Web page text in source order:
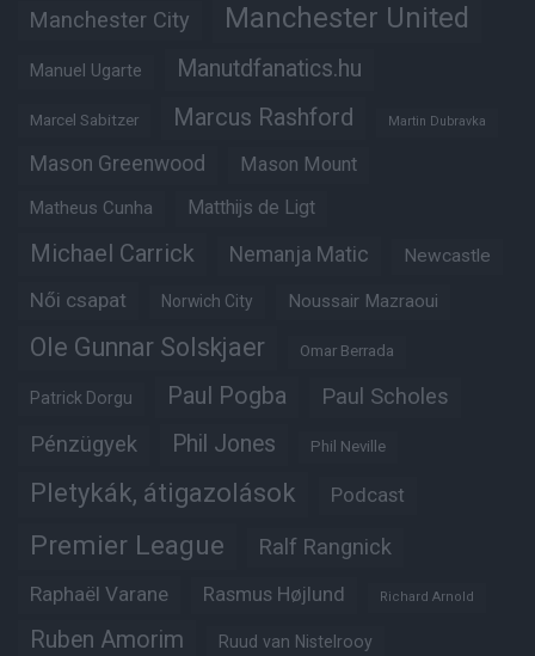
Manchester City Manchester United
Manuel Ugarte Manutdfanatics.hu
Marcel Sabitzer Marcus Rashford Martin Dubravka
Mason Greenwood Mason Mount
Matheus Cunha Matthijs de Ligt
Michael Carrick Nemanja Matic Newcastle
Női csapat Norwich City Noussair Mazraoui
Ole Gunnar Solskjaer Omar Berrada
Patrick Dorgu Paul Pogba Paul Scholes
Pénzügyek Phil Jones Phil Neville
Pletykák, átigazolások Podcast
Premier League Ralf Rangnick
Raphaël Varane Rasmus Højlund Richard Arnold
Ruben Amorim Ruud van Nistelrooy